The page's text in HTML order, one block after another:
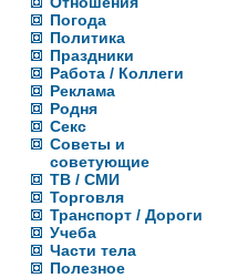
Погода
Политика
Праздники
Работа / Коллеги
Реклама
Родня
Секс
Советы и
советующие
ТВ / СМИ
Торговля
Транспорт / Дороги
Учеба
Части тела
Полезное